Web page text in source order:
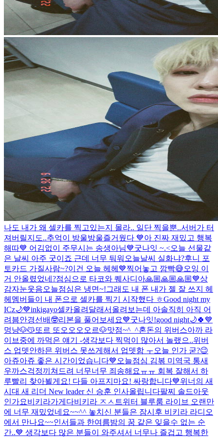
나도 내가 왜 셀카를 찍고있는지 몰라.. 일단 찍을뿐..서버가 터
져버릴지도..추억이 방울방울즐거웠다 💙아 진짜 재밌고 행복
해따💙 어김없이 주무시는 송생아님💙굿나잇 ~.<오늘 선물같
은 날씨 아주 굿이죠 근데 너무 둬워 오늘날씨 실화냐?후니 포
토카드 가질사람~?이건 오늘 헤헤💙찍어놓고 깜빡😅오잉 이
거 안올렸었네?점심으로 타코와 퀘사디아🙏🏼🙏🏼🙏🏼💙상
감자눈웃음오늘점심은 냉면~!그래도 내 폰 내가 젤 잘 쓰지 헤
헤 멤버들이 내 폰으로 셀카를 찍기 시작했다 ㅎGood night my
ICz🌙💙inkigayo셀카올려달래서올려보는데 아솔직히 아직 어
려븜안경선배🤓리본을 풀어보세요💙굿나잇!good night🌙🍀💙
멍냥🐶😽또르 또오오오오르🐶맛점~^_^혼돈의 위버스아까 라
이브중에 까먹은 얘기 -생각보다 찍먹이 많아서 놀랬으..위버
스 업뎃안하믄 위버스 못쓰게해서 업뎃함 ㅜ오늘 인가 굳?😉
아쥬아쥬 좋은 시간이었습니다💙 오늘점심 김볶 미역국 통새
우까스걱정끼쳐드려 너무너무 죄송해요ㅠㅠ 회복 잘해서 하
루빨리 찾아뵐게요! 다들 아프지마요! 싸랑합니다💙위너의 새
시대 새 리더 New leader 신 승훈 인사올립니다팔찌 솔드아웃
인가요비키라가게다비키라 ㅈㅅ 트위터 블루룸 라이브 오랜만
에 너무 재밌었네요~~^^ 놓치신 분들은 잠시후 비키라 라디오
에서 만나요~~인서들과 한여름밤의 꿈 같은 잊을수 없는 순
간..💙 생각보다 많은 분들이 와주셔서 너무나 즐겁고 행복한